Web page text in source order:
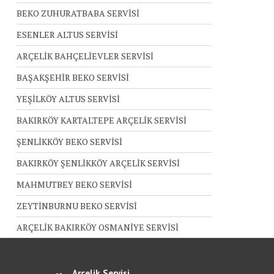
BEKO ZUHURATBABA SERVİSİ
ESENLER ALTUS SERVİSİ
ARÇELİK BAHÇELİEVLER SERVİSİ
BAŞAKŞEHİR BEKO SERVİSİ
YEŞİLKÖY ALTUS SERVİSİ
BAKIRKÖY KARTALTEPE ARÇELİK SERVİSİ
ŞENLİKKÖY BEKO SERVİSİ
BAKIRKÖY ŞENLİKKÖY ARÇELİK SERVİSİ
MAHMUTBEY BEKO SERVİSİ
ZEYTİNBURNU BEKO SERVİSİ
ARÇELİK BAKIRKÖY OSMANİYE SERVİSİ